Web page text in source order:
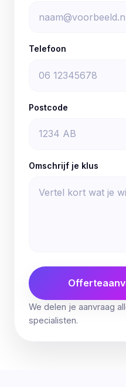
Telefoon
Postcode
Omschrijf je klus
We delen je aanvraag
specialisten.